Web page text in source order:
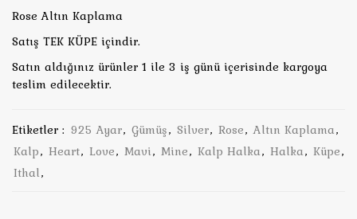
Rose Altın Kaplama
Satış TEK KÜPE içindir.
Satın aldığınız ürünler 1 ile 3 iş günü içerisinde kargoya
teslim edilecektir.
Etiketler : 925 Ayar, Gümüş, Silver, Rose, Altın Kaplama,
Kalp, Heart, Love, Mavi, Mine, Kalp Halka, Halka, Küpe,
Ithal,